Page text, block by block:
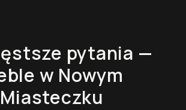
pytania —
w Nowym
Miasteczku